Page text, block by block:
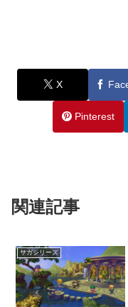
X
Pinterest
関連記事
サガシリーズ